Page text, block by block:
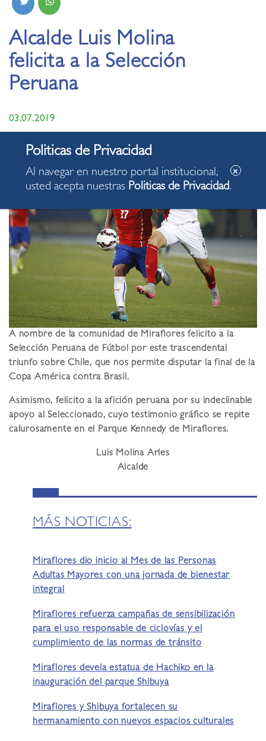
Alcalde Luis Molina
felicita a la Selección
Peruana
03.07.2019
A nombre de la comunidad de Miraflores felicito a la
Selección Peruana de Fútbol por este trascendental
triunfo sobre Chile, que nos permite disputar la final de la
Copa América contra Brasil.
Asimismo, felicito a la afición peruana por su indeclinable
apoyo al Seleccionado, cuyo testimonio gráfico se repite
calurosamente en el Parque Kennedy de Miraflores.
Luis Molina Arles
Alcalde
MÁS NOTICIAS:
Miraflores dio inicio al Mes de las Personas
Adultas Mayores con una jornada de bienestar
integral
Miraflores refuerza campañas de sensibilización
para el uso responsable de ciclovías y el
cumplimiento de las normas de tránsito
Miraflores devela estatua de Hachiko en la
inauguración del parque Shibuya
Miraflores y Shibuya fortalecen su
hermanamiento con nuevos espacios culturales
Al navegar en nuestro portal institucional,
usted acepta nuestras Politicas de Privacidad.